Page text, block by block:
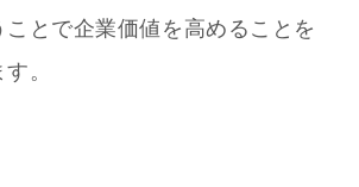
とで企業価値を高めることを
。